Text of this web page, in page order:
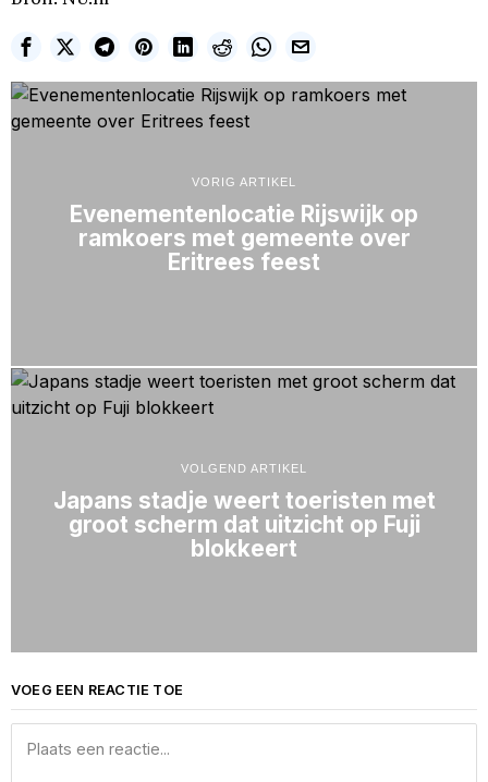
VORIG ARTIKEL
Evenementenlocatie Rijswijk op
ramkoers met gemeente over
Eritrees feest
VOLGEND ARTIKEL
Japans stadje weert toeristen met
groot scherm dat uitzicht op Fuji
blokkeert
VOEG EEN REACTIE TOE